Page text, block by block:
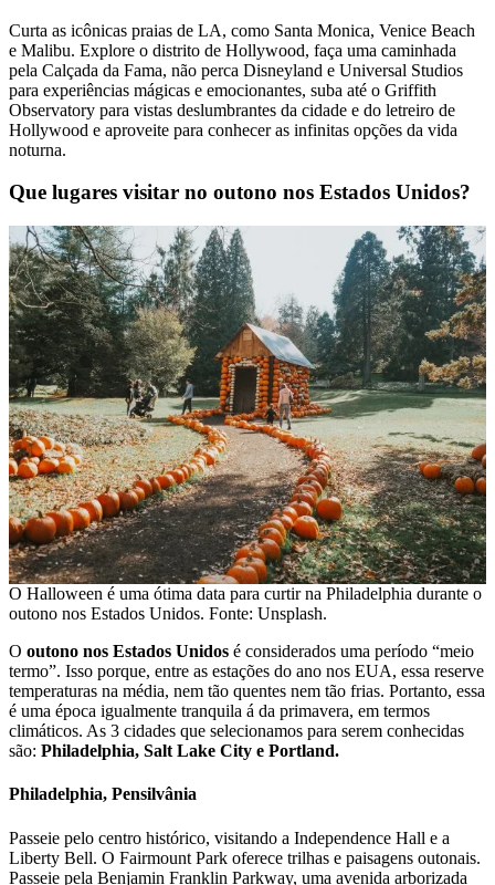
Curta as icônicas praias de LA, como Santa Monica, Venice Beach
e Malibu. Explore o distrito de Hollywood, faça uma caminhada
pela Calçada da Fama, não perca Disneyland e Universal Studios
para experiências mágicas e emocionantes, suba até o Griffith
Observatory para vistas deslumbrantes da cidade e do letreiro de
Hollywood e aproveite para conhecer as infinitas opções da vida
noturna.
Que lugares visitar no outono nos Estados Unidos?
O Halloween é uma ótima data para curtir na Philadelphia durante o
outono nos Estados Unidos. Fonte: Unsplash.
O outono nos Estados Unidos é considerados uma período “meio
termo”. Isso porque, entre as estações do ano nos EUA, essa reserve
temperaturas na média, nem tão quentes nem tão frias. Portanto, essa
é uma época igualmente tranquila á da primavera, em termos
climáticos. As 3 cidades que selecionamos para serem conhecidas
são: Philadelphia, Salt Lake City e Portland.
Philadelphia, Pensilvânia
Passeie pelo centro histórico, visitando a Independence Hall e a
Liberty Bell. O Fairmount Park oferece trilhas e paisagens outonais.
Passeie pela Benjamin Franklin Parkway, uma avenida arborizada